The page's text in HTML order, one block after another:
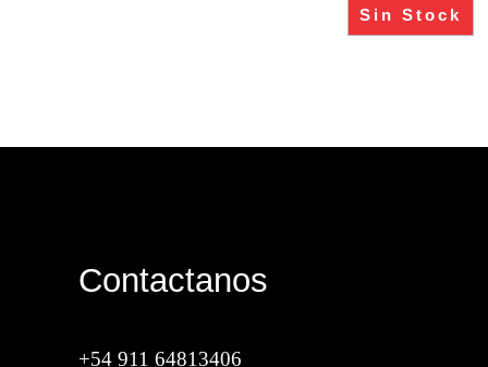
Sin Stock
Contactanos
+54 911 64813406